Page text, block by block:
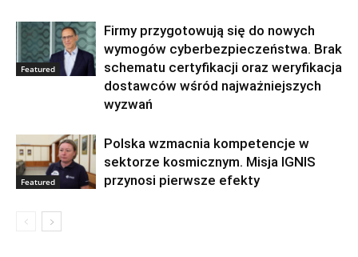
Featured
Firmy przygotowują się do nowych
wymogów cyberbezpieczeństwa. Brak
schematu certyfikacji oraz weryfikacja
dostawców wśród najważniejszych
wyzwań
Featured
Polska wzmacnia kompetencje w
sektorze kosmicznym. Misja IGNIS
przynosi pierwsze efekty